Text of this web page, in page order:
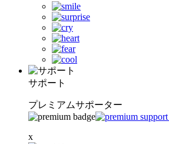
サポート
プレミアムサポーター
x